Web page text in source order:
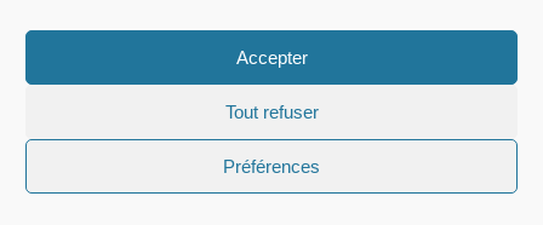
Accepter
Tout refuser
Préférences
Mode, Voyage
Félicitations!
17 NOVEMBRE